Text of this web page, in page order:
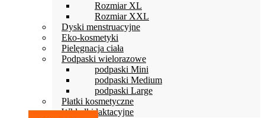
Rozmiar XL
Rozmiar XXL
Dyski menstruacyjne
Eko-kosmetyki
Pielęgnacja ciała
Podpaski wielorazowe
podpaski Mini
podpaski Medium
podpaski Large
Płatki kosmetyczne
Wkładki laktacyjne